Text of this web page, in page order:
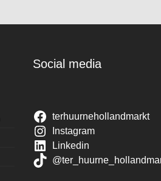
Social media
terhuurnehollandmarkt
Instagram
Linkedin